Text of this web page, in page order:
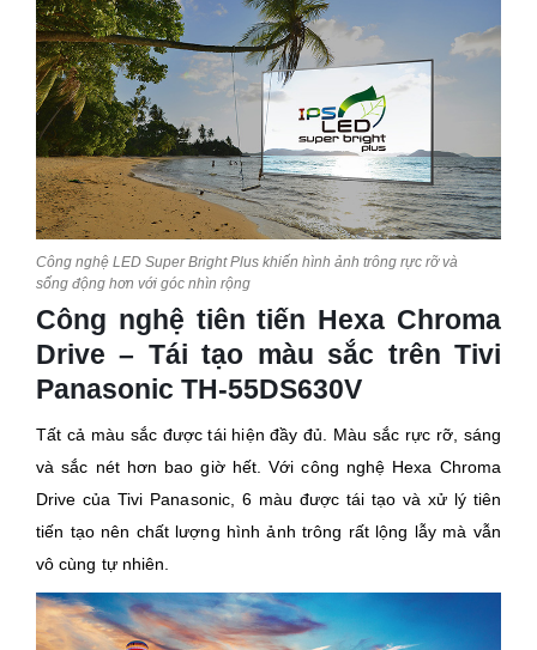
Công nghệ LED Super Bright Plus khiến hình ảnh trông rực rỡ và
sống động hơn với góc nhìn rộng
Công nghệ tiên tiến Hexa Chroma
Drive – Tái tạo màu sắc trên Tivi
Panasonic TH-55DS630V
Tất cả màu sắc được tái hiện đầy đủ. Màu sắc rực rỡ, sáng
và sắc nét hơn bao giờ hết. Với công nghệ Hexa Chroma
Drive của Tivi Panasonic, 6 màu được tái tạo và xử lý tiên
tiến tạo nên chất lượng hình ảnh trông rất lộng lẫy mà vẫn
vô cùng tự nhiên.